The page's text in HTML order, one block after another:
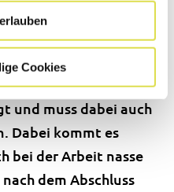
Cookies
sehr
Meine Arbeit ist sehr
nicht nur am
auch viel mit den
und muss dabei auch
Dabei kommt es
bei der Arbeit nasse
dem Abschluss